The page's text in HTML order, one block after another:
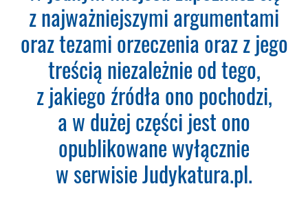
Wyszukiwarka 360
Wyszukiwarka Plus 360 dni
Adres e-mail:
Nazwa Firmy:
NIP:
z najważniejszymi argumentami
oraz tezami orzeczenia oraz z jego
treścią niezależnie od tego,
z jakiego źródła ono pochodzi,
a w dużej części jest ono
opublikowane wyłącznie
w serwisie Judykatura.pl.